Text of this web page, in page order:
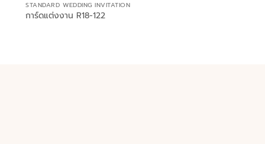
STANDARD WEDDING INVITATION
การ์ดแต่งงาน R18-122